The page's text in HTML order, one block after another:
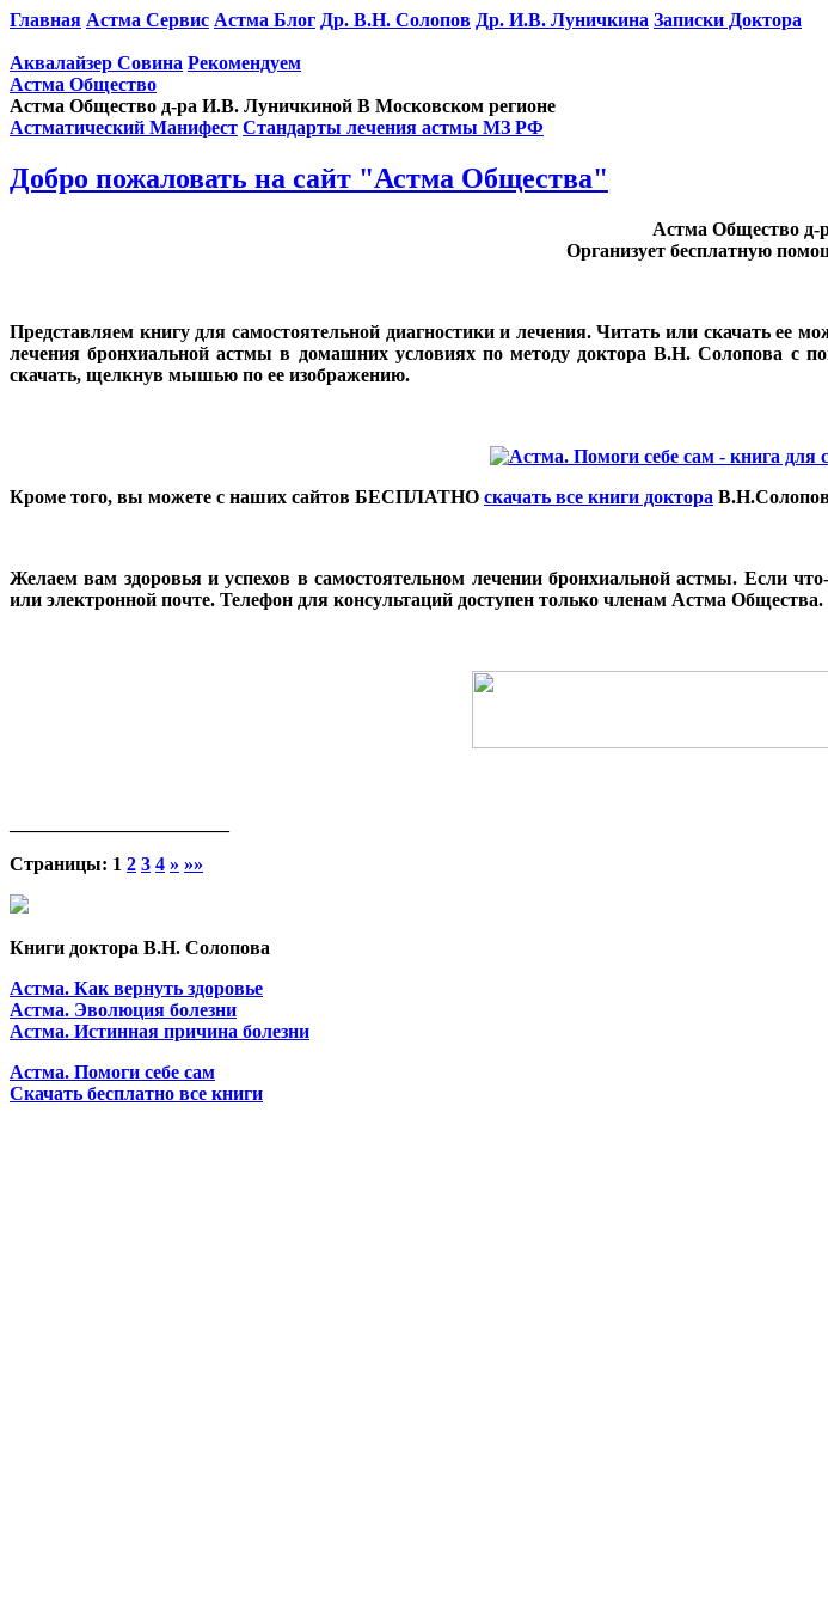
Главная Астма Сервис Астма Блог Др. В.Н. Солопов Др. И.В. Луничкина Записки Доктора
Аквалайзер Совина Рекомендуем
Астма Общество
Астма Общество д-ра И.В. Луничкиной В Московском регионе
Астматический Манифест Стандарты лечения астмы МЗ РФ
Добро пожаловать на сайт "Астма Общества"
Астма Общество д-
Организует бесплатную
Представляем книгу для самостоятельной диагностики и лечения. Читать или скачать
лечения бронхиальной астмы в домашних условиях по методу доктора В.Н. Солопова с
скачать, щелкнув мышью по ее изображению.
Кроме того, вы можете с наших сайтов БЕСПЛАТНО скачать все книги доктора
Желаем вам здоровья и успехов в самостоятельном лечении бронхиальной астмы. Если
или электронной почте. Телефон для консультаций доступен только членам Астма Общества.
Страницы: 1 2 3 4 » »»
Книги доктора В.Н. Солопова
Астма. Как вернуть здоровье
Астма. Эволюция болезни
Астма. Истинная причина болезни
Астма. Помоги себе сам
Скачать бесплатно все книги